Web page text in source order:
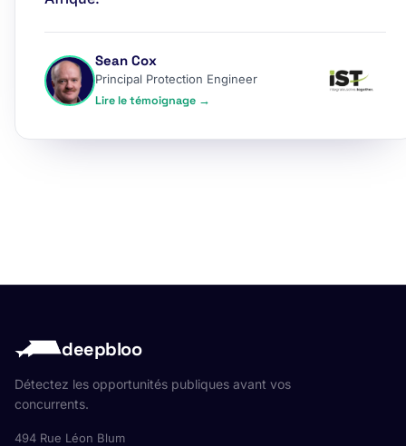
Sean Cox
Principal Protection Engineer
Lire le témoignage →
deepbloo
Détectez les opportunités publiques avant vos
concurrents.
494 Rue Léon Blum